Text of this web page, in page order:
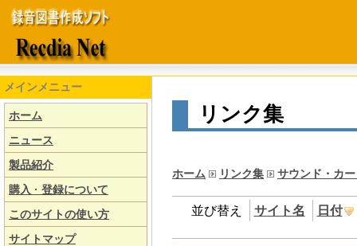
メインメニュー
ホーム
ニュース
製品紹介
購入 · 登録について
このサイトの使い方
サイトマップ
リンク集
ホーム リンク集 サウンド・カ
並び替え サイト名 日付